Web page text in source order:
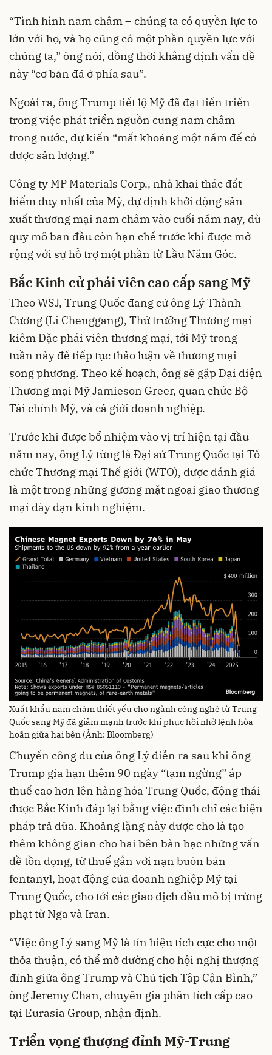
“Tình hình nam châm – chúng ta có quyền lực to
lớn với họ, và họ cũng có một phần quyền lực với
chúng ta,” ông nói, đồng thời khẳng định vấn đề
này “cơ bản đã ở phía sau”.
Ngoài ra, ông Trump tiết lộ Mỹ đã đạt tiến triển
trong việc phát triển nguồn cung nam châm
trong nước, dự kiến “mất khoảng một năm để có
được sản lượng.”
Công ty MP Materials Corp., nhà khai thác đất
hiếm duy nhất của Mỹ, dự định khởi động sản
xuất thương mại nam châm vào cuối năm nay, dù
quy mô ban đầu còn hạn chế trước khi được mở
rộng với sự hỗ trợ một phần từ Lầu Năm Góc.
Bắc Kinh cử phái viên cao cấp sang Mỹ
Theo WSJ, Trung Quốc đang cử ông Lý Thành
Cương (Li Chenggang), Thứ trưởng Thương mại
kiêm Đặc phái viên thương mại, tới Mỹ trong
tuần này để tiếp tục thảo luận về thương mại
song phương. Theo kế hoạch, ông sẽ gặp Đại diện
Thương mại Mỹ Jamieson Greer, quan chức Bộ
Tài chính Mỹ, và cả giới doanh nghiệp.
Trước khi được bổ nhiệm vào vị trí hiện tại đầu
năm nay, ông Lý từng là Đại sứ Trung Quốc tại Tổ
chức Thương mại Thế giới (WTO), được đánh giá
là một trong những gương mặt ngoại giao thương
mại dày dạn kinh nghiệm.
Xuất khẩu nam châm thiết yếu cho ngành công nghệ từ Trung
Quốc sang Mỹ đã giảm mạnh trước khi phục hồi nhờ lệnh hòa
hoãn giữa hai bên (Ảnh: Bloomberg)
Chuyến công du của ông Lý diễn ra sau khi ông
Trump gia hạn thêm 90 ngày “tạm ngừng” áp
thuế cao hơn lên hàng hóa Trung Quốc, động thái
được Bắc Kinh đáp lại bằng việc đình chỉ các biện
pháp trả đũa. Khoảng lặng này được cho là tạo
thêm không gian cho hai bên bàn bạc những vấn
đề tồn đọng, từ thuế gắn với nạn buôn bán
fentanyl, hoạt động của doanh nghiệp Mỹ tại
Trung Quốc, cho tới các giao dịch dầu mỏ bị trừng
phạt từ Nga và Iran.
“Việc ông Lý sang Mỹ là tín hiệu tích cực cho một
thỏa thuận, có thể mở đường cho hội nghị thượng
đỉnh giữa ông Trump và Chủ tịch Tập Cận Bình,”
ông Jeremy Chan, chuyên gia phân tích cấp cao
tại Eurasia Group, nhận định.
Triển vọng thượng đỉnh Mỹ-Trung